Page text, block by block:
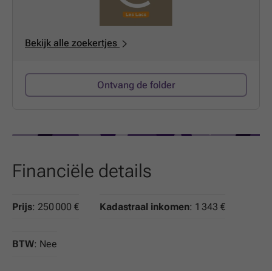
Bekijk alle zoekertjes
Ontvang de folder
Financiële details
Prijs: 250 000 € Kadastraal inkomen: 1 343 €
BTW: Nee